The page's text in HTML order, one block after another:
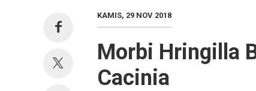
KAMIS, 29 NOV 2018
Morbi Hringilla
Cacinia